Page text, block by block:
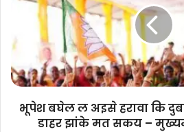
कि
ओहा
राजनांदगांव
झांकेभूपेश बघेल ल अइसे हरावा कि
डाहर झांके मत सकय –